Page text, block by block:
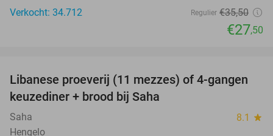
Verkocht: 34.712
Regulier €35,50
€27,50
50%
Libanese proeverij (11 mezzes) of 4-gangen
keuzediner + brood bij Saha
Saha 8.1 star
Hengelo